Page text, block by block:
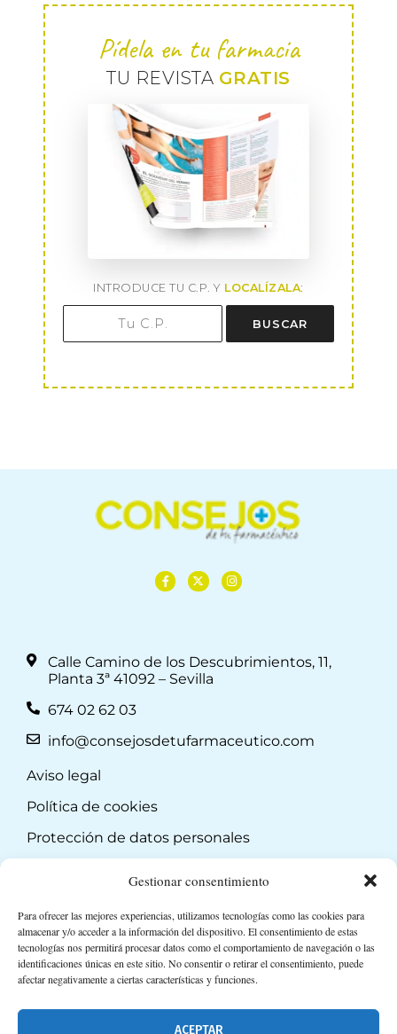
Gestionar consentimiento
Para ofrecer las mejores experiencias, utilizamos tecnologías como las cookies para
almacenar y/o acceder a la información del dispositivo. El consentimiento de estas
tecnologías nos permitirá procesar datos como el comportamiento de navegación o las
identificaciones únicas en este sitio. No consentir o retirar el consentimiento, puede
afectar negativamente a ciertas características y funciones.
ACEPTAR
Pídela en tu farmacia
TU REVISTA GRATIS
INTRODUCE TU C.P. Y LOCALÍZALA:
BUSCAR
Calle Camino de los Descubrimientos, 11,
Planta 3ª 41092 – Sevilla
674 02 62 03
info@consejosdetufarmaceutico.com
Aviso legal
Política de cookies
Protección de datos personales